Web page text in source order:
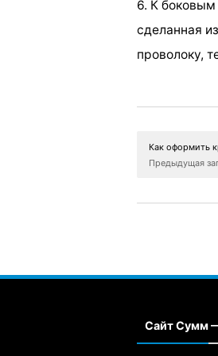
6. К боковым
сделанная
проволоку,
Как оформить
Предыдущая
Сайт Сумм